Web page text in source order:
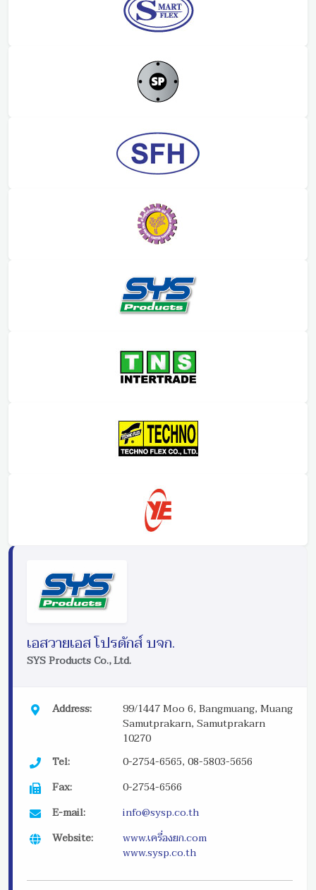
เอสวายเอส โปรดักส์ บจก.
SYS Products Co., Ltd.
Address:
99/1447 Moo 6, Bangmuang, Muang
Samutprakarn, Samutprakarn
10270
Tel:
0-2754-6565, 08-5803-5656
Fax:
0-2754-6566
E-mail:
info@sysp.co.th
Website:
www.เครื่องยก.com
www.sysp.co.th